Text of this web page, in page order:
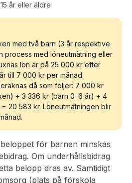
år eller äldre
med två barn (3 år respektive
process med löneutmätning eller
lön är på 25 000 kr efter
till 7 000 kr per månad.
då som följer: 7 000 kr
+ 3 336 kr (barn 0–6 år) + 4
20 583 kr. Löneutmätningen blir
för barnen minskas
Om underhållsbidrag
belopp dras av. Samtidigt
(plats på förskola